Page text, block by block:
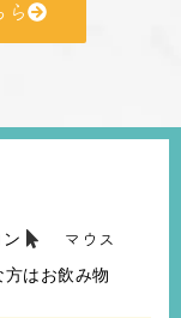
ら
マウス
方はお飲み物